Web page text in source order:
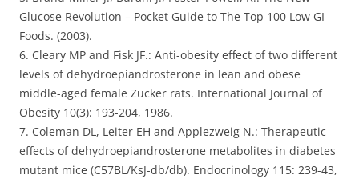
Glucose Revolution – Pocket Guide to The Top 100 Low GI
Foods. (2003).
6. Cleary MP and Fisk JF.: Anti-obesity effect of two different
levels of dehydroepiandrosterone in lean and obese
middle-aged female Zucker rats. International Journal of
Obesity 10(3): 193-204, 1986.
7. Coleman DL, Leiter EH and Applezweig N.: Therapeutic
effects of dehydroepiandrosterone metabolites in diabetes
mutant mice (C57BL/KsJ-db/db). Endocrinology 115: 239-43,